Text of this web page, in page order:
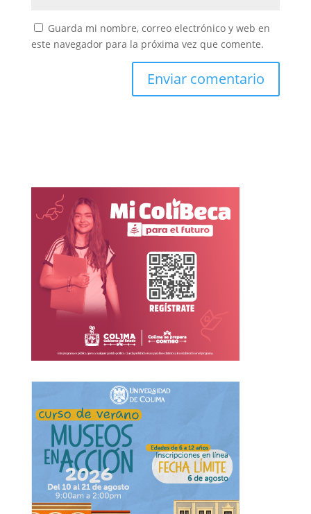
Guarda mi nombre, correo electrónico y web en
este navegador para la próxima vez que comente.